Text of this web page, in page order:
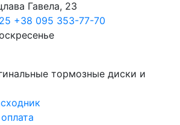
Гавела, 23
+38 095 353-77-70
тормозные диски и